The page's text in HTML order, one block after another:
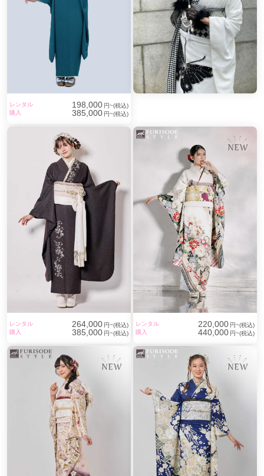
レンタル 198,000 円~(税込)
購入
385,000 円~(税込)
レンタル 264,000 円~(税込)
購入
385,000 円~(税込)
レンタル 220,000 円~(税込)
購入
440,000 円~(税込)